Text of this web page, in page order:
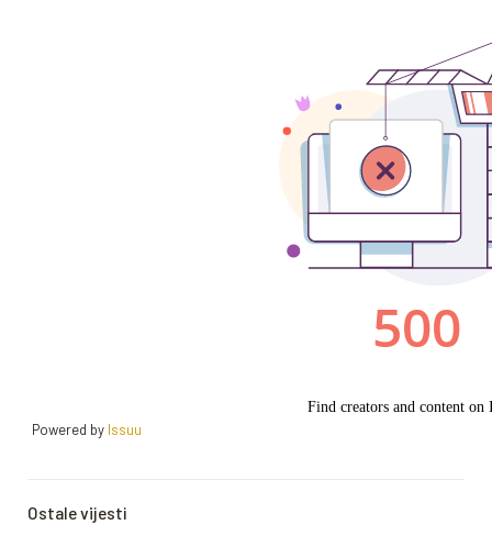
Powered by Issuu
Ostale vijesti